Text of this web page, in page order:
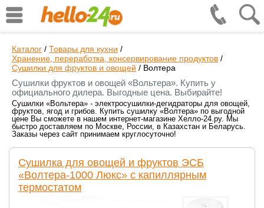
Каталог / Товары для кухни /
Хранение, переработка, консервирование продуктов /
Сушилки для фруктов и овощей / Волтера
Сушилки фруктов и овощей «Вольтера». Купить у
официального дилера. Выгодные цена. Выбирайте!
Сушилки «Вольтера» - электросушилки-дегидраторы для овощей,
фруктов, ягод и грибов. Купить сушилку «Волтера» по выгодной
цене Вы сможете в нашем интернет-магазине Хелло-24.ру. Мы
быстро доставляем по Москве, России, в Казахстан и Беларусь.
Заказы через сайт принимаем круглосуточно!
Сушилка для овощей и фруктов ЭСБ
«Волтера-1000 Люкс» с капиллярным
термостатом